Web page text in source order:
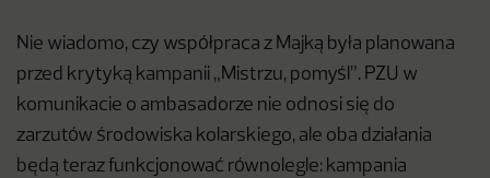
Nie wiadomo, czy współpraca z Majką była planowana
przed krytyką kampanii „Mistrzu, pomyśl”. PZU w
komunikacie o ambasadorze nie odnosi się do
zarzutów środowiska kolarskiego, ale oba działania
będą teraz funkcjonować równolegle: kampania